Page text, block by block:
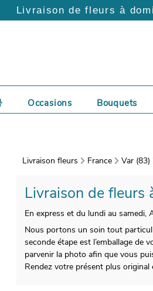
Livraison de fleurs à
Occasions Bouquets
Livraison fleurs France Var (83)
Livraison de fleurs
En express et du lundi au samedi,
Nous portons un soin tout
seconde étape est l’emballage
parvenir la photo afin que vous
Rendez votre présent plus